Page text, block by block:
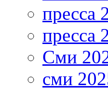
пресса
пресса
Сми
сми